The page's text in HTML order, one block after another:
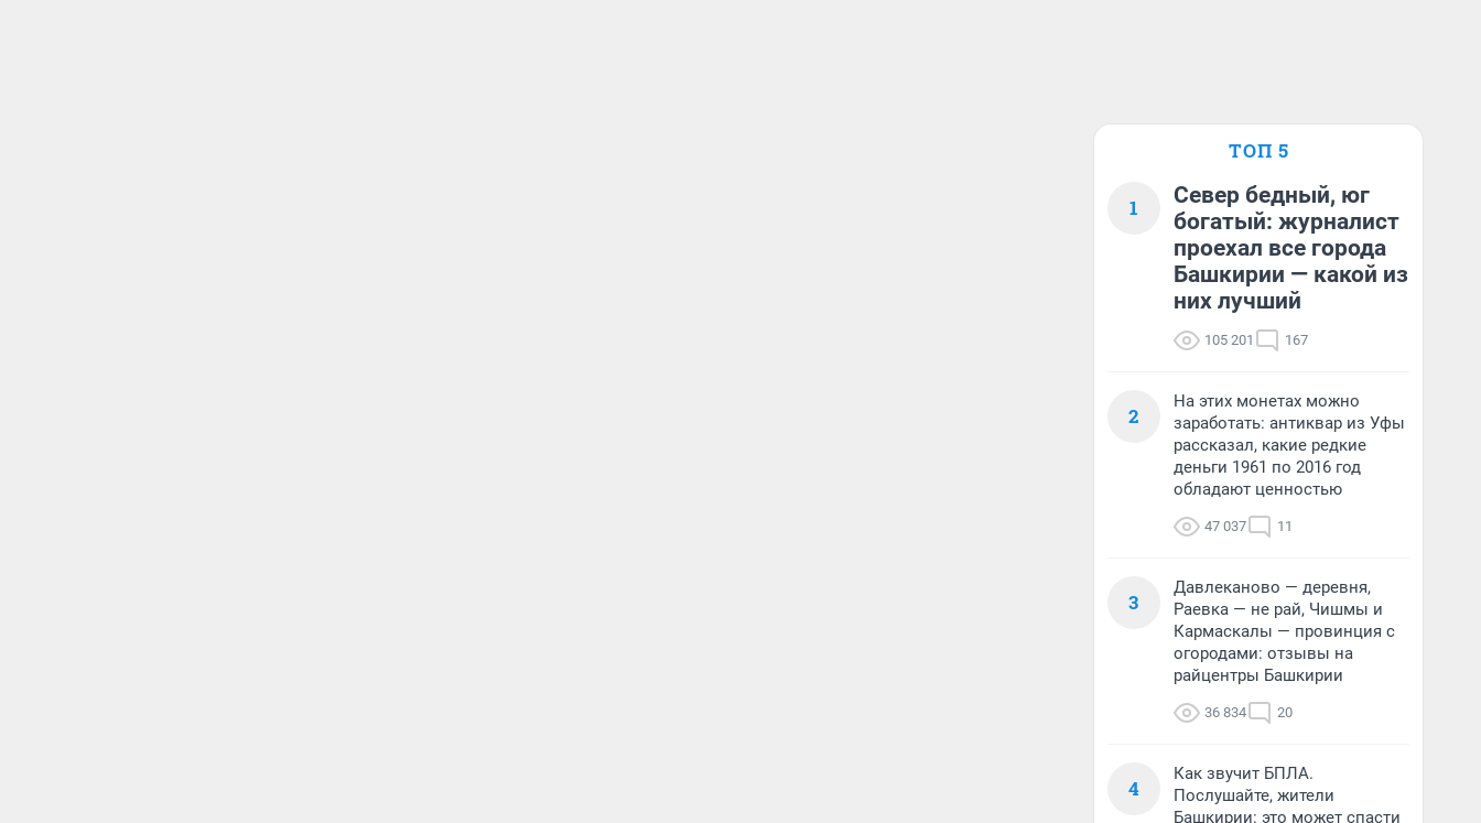
ТОП 5
1
Север бедный, юг
богатый: журналист
проехал все города
Башкирии — какой из
них лучший
105 201 167
2
На этих монетах можно
заработать: антиквар из Уфы
рассказал, какие редкие
деньги 1961 по 2016 год
обладают ценностью
47 037 11
3
Давлеканово — деревня,
Раевка — не рай, Чишмы и
Кармаскалы — провинция с
огородами: отзывы на
райцентры Башкирии
36 834 20
4
Как звучит БПЛА.
Послушайте, жители
Башкирии: это может спасти